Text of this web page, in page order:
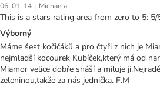
06. 01. 14 | Michaela
This is a stars rating area from zero to 5: 5/
Výborný
Máme šest kočičáků a pro čtyři z nich je
nejmladší kocourek Kubíček,který má od
Miamor velice dobře snáší a miluje
zeleninou,takže za nás jednička. F.M